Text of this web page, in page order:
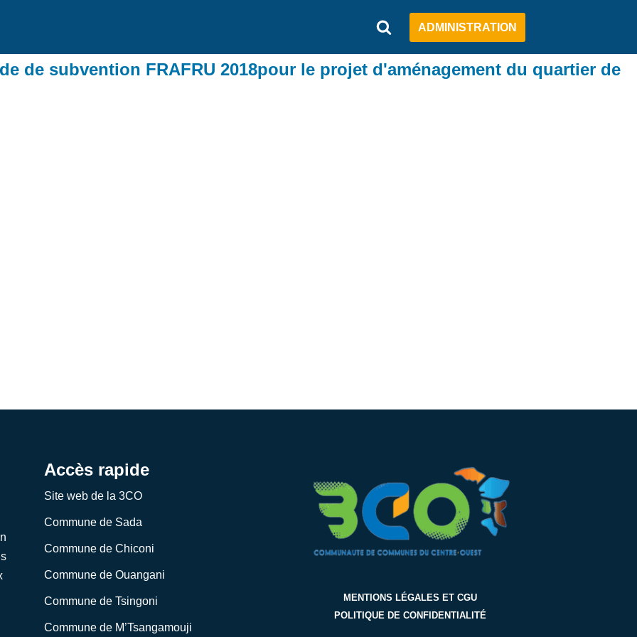
ADMINISTRATION
de subvention FRAFRU 2018pour le projet d'aménagement du quartier de
Accès rapide
Site web de la 3CO
Commune de Sada
Commune de Chiconi
Commune de Ouangani
Commune de Tsingoni
Commune de M’Tsangamouji
MENTIONS LÉGALES ET CGU
POLITIQUE DE CONFIDENTIALITÉ